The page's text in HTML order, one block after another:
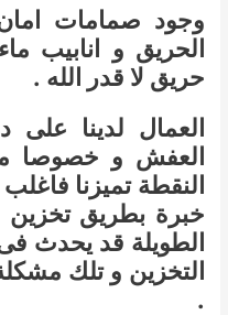
وجود صمامات
الحريق و انابيب
حريق لا قدر الله .
العمال لدينا على
العفش و خصوصا
النقطة تميزنا
خبرة بطريق
الطويلة قد يحدث
التخزين و تلك
.